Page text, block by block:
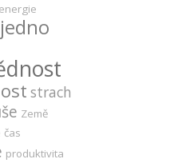
energie
jedno
strach
Země
čas
produktivita